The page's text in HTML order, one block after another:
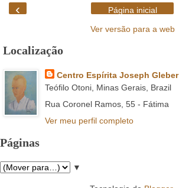
‹
Página inicial
Ver versão para a web
Localização
Centro Espírita Joseph Gleber
Teófilo Otoni, Minas Gerais, Brazil
Rua Coronel Ramos, 55 - Fátima
Ver meu perfil completo
Páginas
▼